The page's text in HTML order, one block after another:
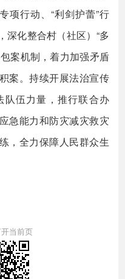
项行动、“利剑护蕾”行
深化整合村（社区）“多
案机制，着力加强矛盾
案。持续开展法治宣传
伍力量，推行联合办
急能力和防灾减灾救灾
，全力保障人民群众生
当前页